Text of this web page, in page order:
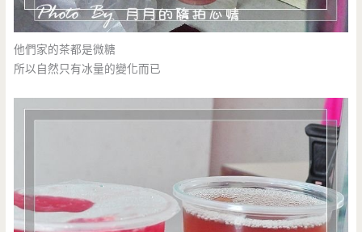
他們家的茶都是微糖
所以自然只有冰量的變化而已